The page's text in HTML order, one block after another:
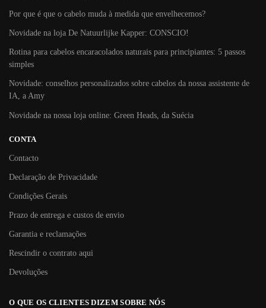
Por que é que o cabelo muda à medida que envelhecemos?
Novidade na loja De Natuurlijke Kapper: CONSCIO!
Rotina para cabelos encaracolados naturais para principiantes: 5 passos
simples
Novidade: conselhos personalizados sobre cabelos da nossa assistente de
IA, a Amy
Novidade na nossa loja online: Green Heads, da Suécia
CONTA
Contacto
Declaração de Privacidade
Condições Gerais
Prazo de entrega e custos de envio
Garantia e reclamações
Rescindir o contrato aqui
Devoluções
O QUE OS CLIENTES DIZEM SOBRE NÓS